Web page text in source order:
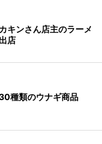
キンさん店主のラーメ
店
種類のウナギ商品